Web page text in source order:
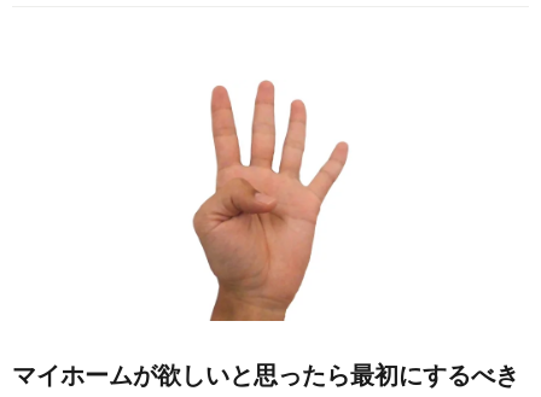
マイホームが欲しいと思ったら最初にするべき